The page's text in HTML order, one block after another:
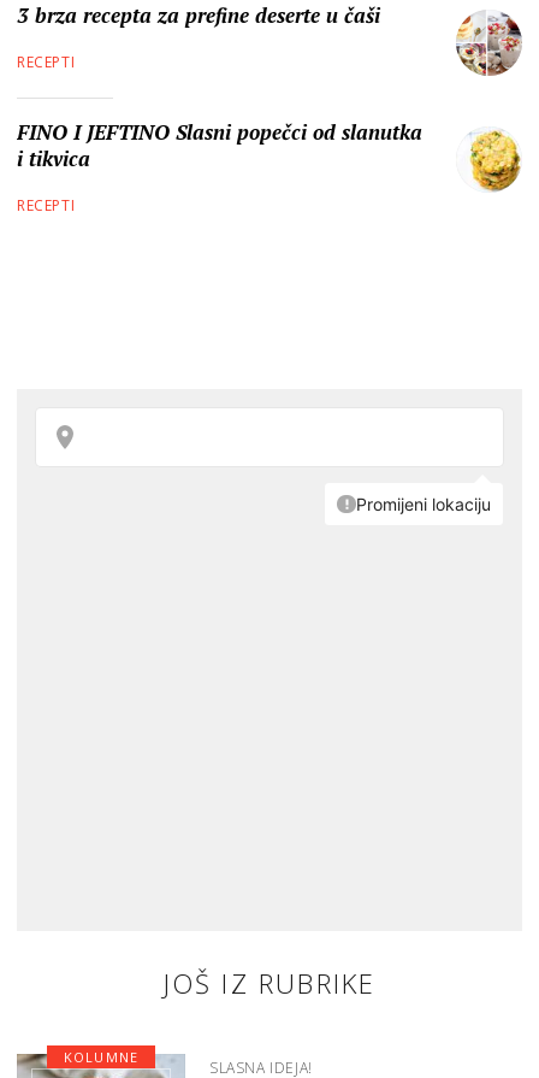
3 brza recepta za prefine deserte u čaši
RECEPTI
FINO I JEFTINO Slasni popečci od slanutka
i tikvica
RECEPTI
JOŠ IZ RUBRIKE
SLASNA IDEJA!
KOLUMNE